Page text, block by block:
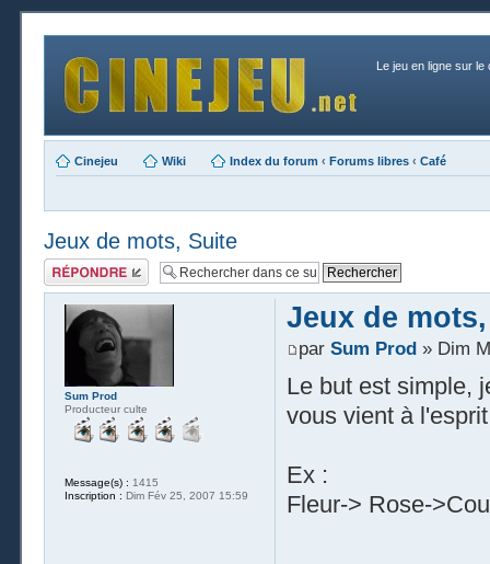
Le jeu en ligne sur le
Cinejeu Wiki Index du forum ‹ Forums libres ‹ Café
Jeux de mots, Suite
Publier une
réponse
Jeux de
par Sum Prod» Dim
Le but est simple,
vous vient à
Ex :
Fleur-> Rose-
Sum Prod
Producteur culte
Message(s) : 1415
Inscription : Dim Fév 25, 2007 15:59